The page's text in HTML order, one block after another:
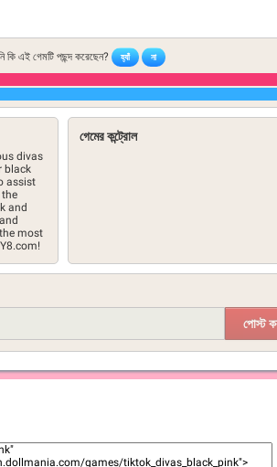
এই গেমটি পছন্দ করেছেন? হ্যাঁ না
divas
black
assist
and
most
গেমের কন্ট্রোল